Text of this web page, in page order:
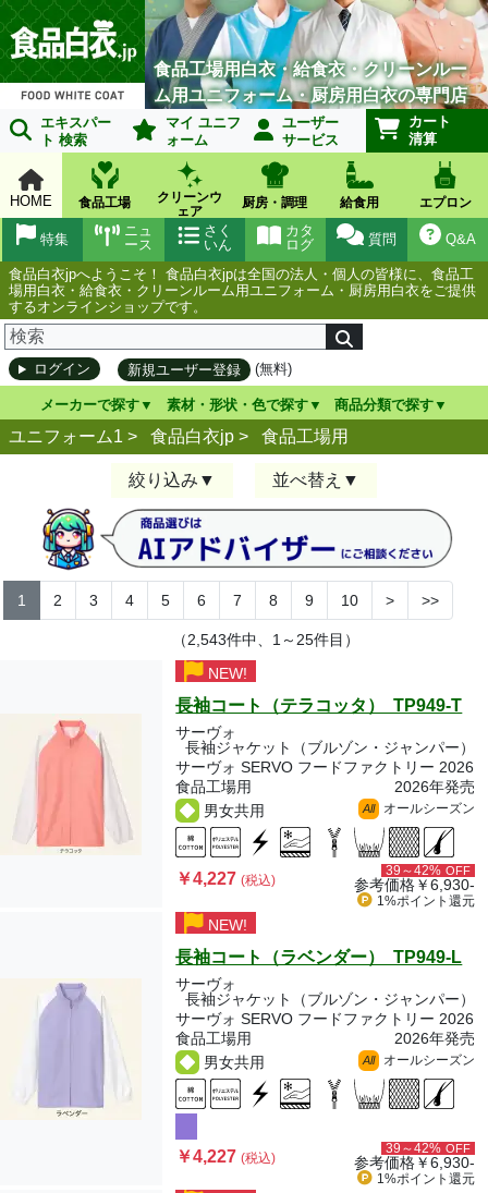
食品工場用白衣・給食衣・クリーンルー
ム用ユニフォーム・厨房用白衣の専門店
エキスパー
ト 検索
マイ ユニフ
ォーム
ユーザー
サービス
カート
清算
HOME 食品工場
クリーンウ
ェア
厨房・調理 給食用 エプロン
Q&A
質問
カタ
ログ
さく
いん
ニュ
ース
特集
食品白衣jpへようこそ！ 食品白衣jpは全国の法人・個人の皆様に、食品工
場用白衣・給食衣・クリーンルーム用ユニフォーム・厨房用白衣をご提供
するオンラインショップです。
ログイン 新規ユーザー登録 (無料)
メーカーで探す 素材・形状・色で探す 商品分類で探す
ユニフォーム1 > 食品白衣jp > 食品工場用
絞り込み 並べ替え
1 2 3 4 5 6 7 8 9 10 > >>
（2,543件中、1～25件目）
NEW!
長袖コート（テラコッタ） TP949-T
サーヴォ
長袖ジャケット（ブルゾン・ジャンパー）
サーヴォ SERVO フードファクトリー 2026
食品工場用
2026年発売
男女共用
All オールシーズン
￥4,227(税込)
39～42% OFF
参考価格￥6,930-
1%ポイント 還元
NEW!
長袖コート（ラベンダー） TP949-L
サーヴォ
長袖ジャケット（ブルゾン・ジャンパー）
サーヴォ SERVO フードファクトリー 2026
食品工場用
2026年発売
男女共用
All オールシーズン
￥4,227(税込)
39～42% OFF
参考価格￥6,930-
1%ポイント 還元